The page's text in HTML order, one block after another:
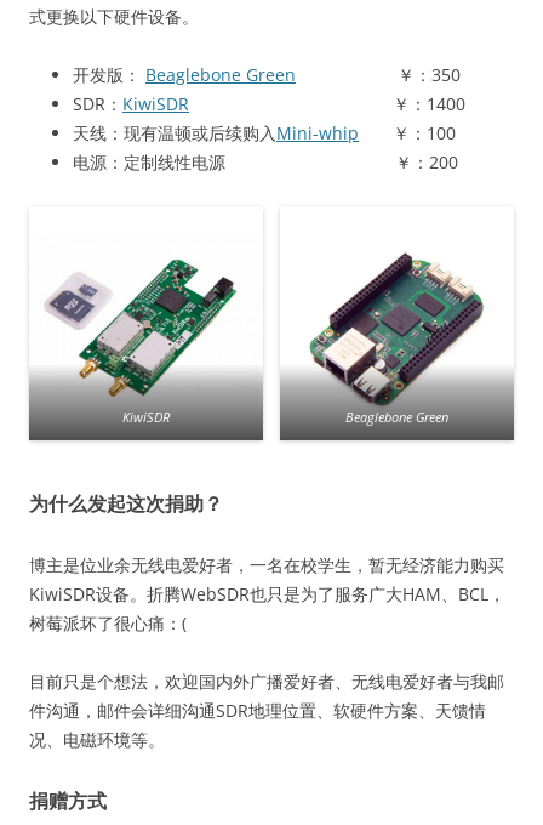
式更换以下硬件设备。
开发版： Beaglebone Green ￥：350
SDR： KiwiSDR ￥：1400
天线：现有温顿或后续购入Mini-whip ￥：100
电源：定制线性电源 ￥：200
KiwiSDR Beaglebone Green
为什么发起这次捐助？
博主是位业余无线电爱好者，一名在校学生，暂无经济能力购买
KiwiSDR设备。折腾WebSDR也只是为了服务广大HAM、BCL，
树莓派坏了很心痛：(
目前只是个想法，欢迎国内外广播爱好者、无线电爱好者与我邮
件沟通，邮件会详细沟通SDR地理位置、软硬件方案、天馈情
况、电磁环境等。
捐赠方式